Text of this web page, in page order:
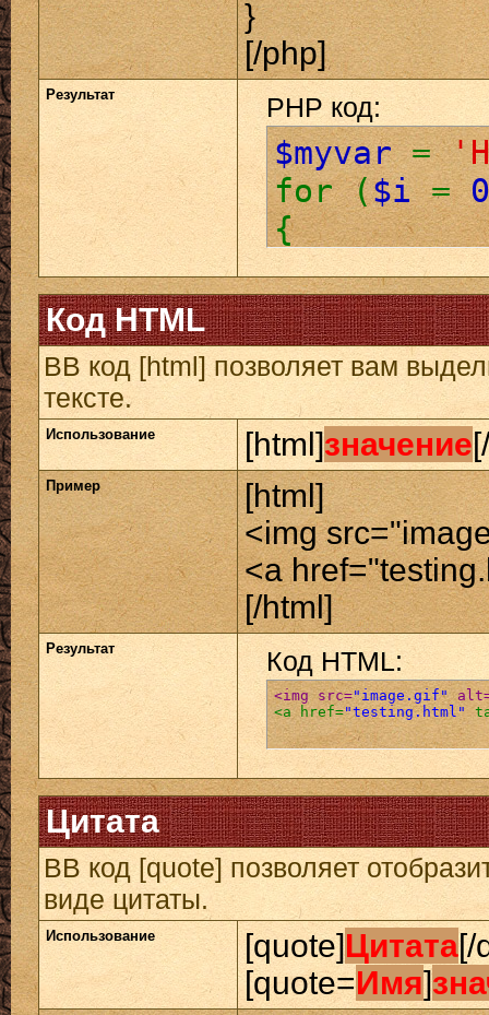
}
[/php]
Результат PHP код:
$myvar=
for ($i=0
{
echo
}
Код HTML
BB код [html] позволяет вам
тексте.
Использование [html]значение
Пример
[html]
<img
<a
[/html]
Результат Код HTML:
<img src="image.gif"
<a href="testing.html"
Цитата
BB код [quote] позволяет
виде цитаты.
Использование [quote]Цитата[/
[quote=Имя]